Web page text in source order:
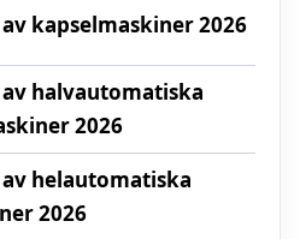
kapselmaskiner 2026
halvautomatiska
2026
helautomatiska
2026